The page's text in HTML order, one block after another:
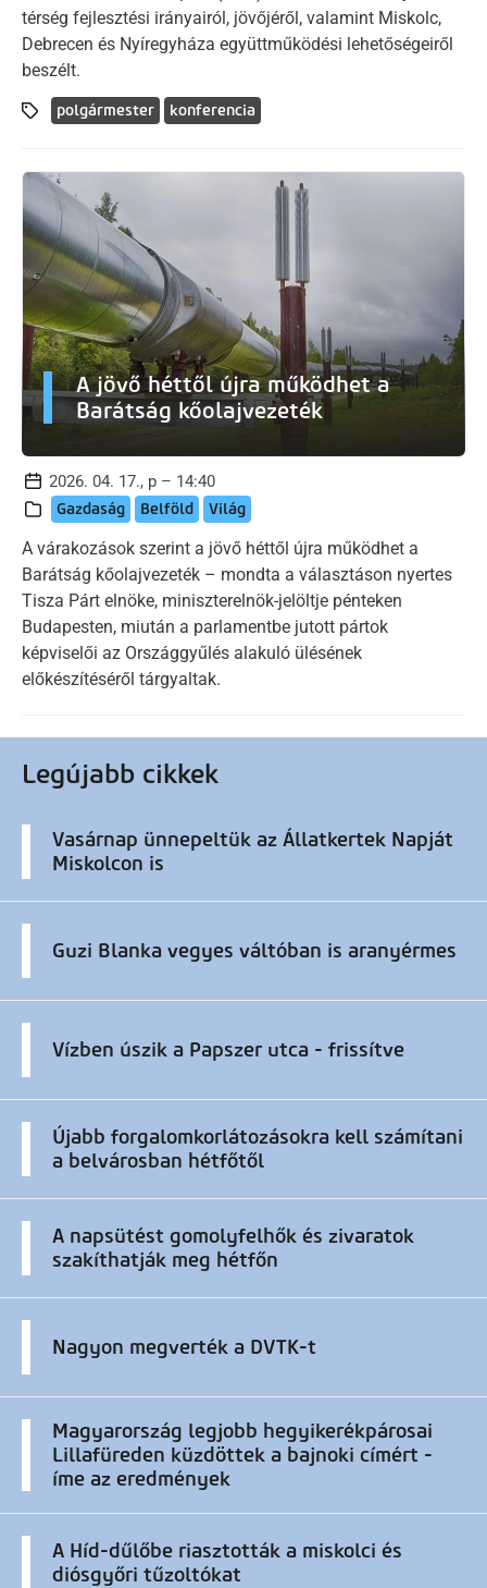
térség fejlesztési irányairól, jövőjéről, valamint Miskolc,
Debrecen és Nyíregyháza együttműködési lehetőségeiről
beszélt.
polgármester konferencia
A jövő héttől újra működhet a
Barátság kőolajvezeték
2026. 04. 17., p – 14:40
Gazdaság Belföld Világ
A várakozások szerint a jövő héttől újra működhet a
Barátság kőolajvezeték – mondta a választáson nyertes
Tisza Párt elnöke, miniszterelnök-jelöltje pénteken
Budapesten, miután a parlamentbe jutott pártok
képviselői az Országgyűlés alakuló ülésének
előkészítéséről tárgyaltak.
Legújabb cikkek
Vasárnap ünnepeltük az Állatkertek Napját
Miskolcon is
Guzi Blanka vegyes váltóban is aranyérmes
Vízben úszik a Papszer utca - frissítve
Újabb forgalomkorlátozásokra kell számítani
a belvárosban hétfőtől
A napsütést gomolyfelhők és zivaratok
szakíthatják meg hétfőn
Nagyon megverték a DVTK-t
Magyarország legjobb hegyikerékpárosai
Lillafüreden küzdöttek a bajnoki címért -
íme az eredmények
A Híd-dűlőbe riasztották a miskolci és
diósgyőri tűzoltókat